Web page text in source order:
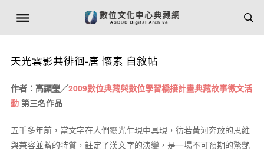
天光雲影共徘徊-唐 懷素 自敘帖
作者：高顯瑩╱2009數位典藏與數位學習橋接計畫典藏故事徵文活
動第三名作品
五千多年前，當文字在人們靈光乍現中具現，彷若黃河奔放的思維
與兼容並蓄的特質，註定了漢文字的演變，是一場不可預期的驚艷-